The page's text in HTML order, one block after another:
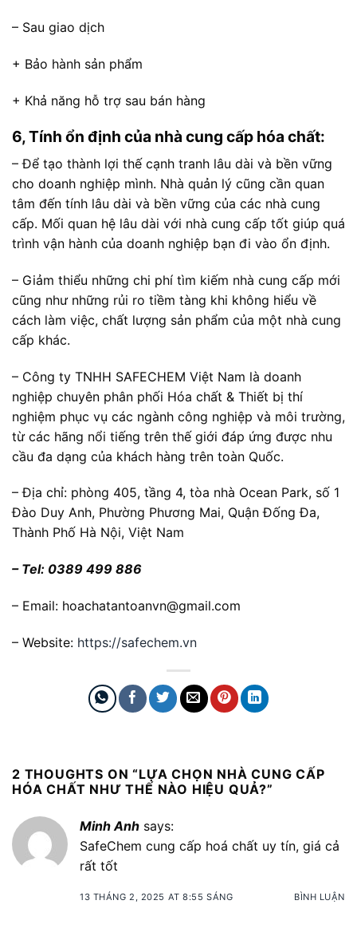
– Sau giao dịch
+ Bảo hành sản phẩm
+ Khả năng hỗ trợ sau bán hàng
6, Tính ổn định của nhà cung cấp hóa chất:
– Để tạo thành lợi thế cạnh tranh lâu dài và bền vững
cho doanh nghiệp mình. Nhà quản lý cũng cần quan
tâm đến tính lâu dài và bền vững của các nhà cung
cấp. Mối quan hệ lâu dài với nhà cung cấp tốt giúp quá
trình vận hành của doanh nghiệp bạn đi vào ổn định.
– Giảm thiểu những chi phí tìm kiếm nhà cung cấp mới
cũng như những rủi ro tiềm tàng khi không hiểu về
cách làm việc, chất lượng sản phẩm của một nhà cung
cấp khác.
– Công ty TNHH SAFECHEM Việt Nam là doanh
nghiệp chuyên phân phối Hóa chất & Thiết bị thí
nghiệm phục vụ các ngành công nghiệp và môi trường,
từ các hãng nổi tiếng trên thế giới đáp ứng được nhu
cầu đa dạng của khách hàng trên toàn Quốc.
– Địa chỉ: phòng 405, tầng 4, tòa nhà Ocean Park, số 1
Đào Duy Anh, Phường Phương Mai, Quận Đống Đa,
Thành Phố Hà Nội, Việt Nam
– Tel: 0389 499 886
– Email: hoachatantoanvn@gmail.com
– Website: https://safechem.vn
2 THOUGHTS ON “LỰA CHỌN NHÀ CUNG CẤP
HÓA CHẤT NHƯ THẾ NÀO HIỆU QUẢ?”
Minh Anh says:
SafeChem cung cấp hoá chất uy tín, giá cả
rất tốt
13 THÁNG 2, 2025 AT 8:55 SÁNG BÌNH LUẬN